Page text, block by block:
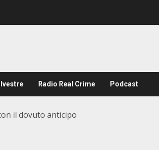
Radio Real Crime Podcast
il dovuto anticipo